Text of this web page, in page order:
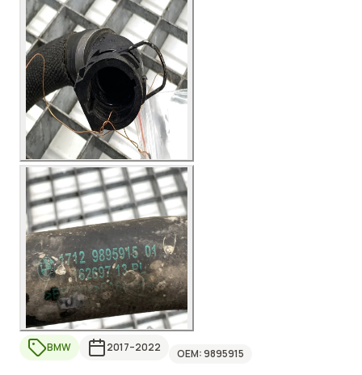
BMW 2017–2022 OEM:9895915